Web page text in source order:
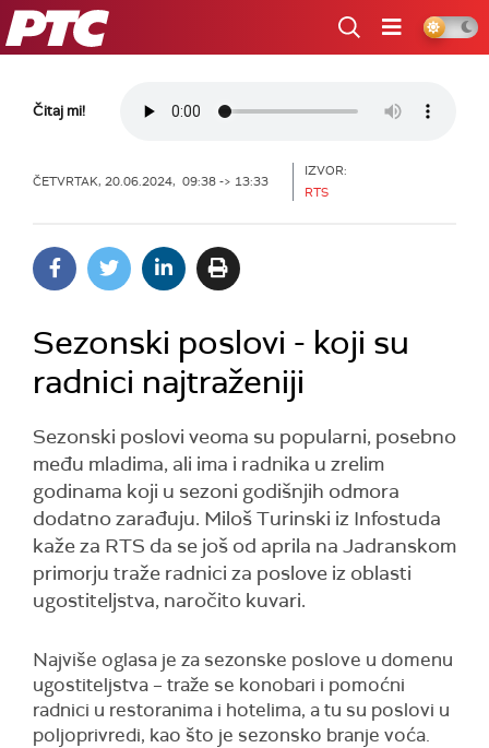
RTS
Čitaj mi!
ČETVRTAK, 20.06.2024, 09:38 -> 13:33
IZVOR:
RTS
Sezonski poslovi - koji su
radnici najtraženiji
Sezonski poslovi veoma su popularni, posebno
među mladima, ali ima i radnika u zrelim
godinama koji u sezoni godišnjih odmora
dodatno zarađuju. Miloš Turinski iz Infostuda
kaže za RTS da se još od aprila na Jadranskom
primorju traže radnici za poslove iz oblasti
ugostiteljstva, naročito kuvari.
Najviše oglasa je za sezonske poslove u domenu
ugostiteljstva – traže se konobari i pomoćni
radnici u restoranima i hotelima, a tu su poslovi u
poljoprivredi, kao što je sezonsko branje voća.